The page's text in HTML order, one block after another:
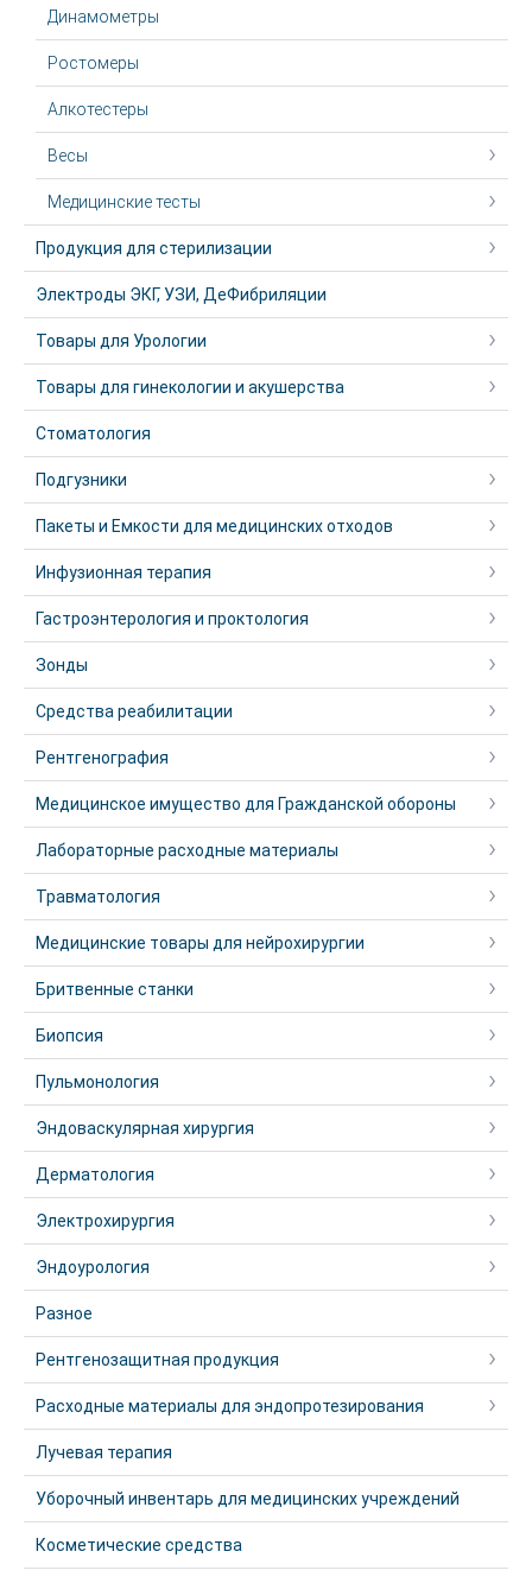
Динамометры
Ростомеры
Алкотестеры
Весы
Медицинские тесты
Продукция для стерилизации
Электроды ЭКГ, УЗИ, ДеФибриляции
Товары для Урологии
Товары для гинекологии и акушерства
Стоматология
Подгузники
Пакеты и Емкости для медицинских отходов
Инфузионная терапия
Гастроэнтерология и проктология
Зонды
Средства реабилитации
Рентгенография
Медицинское имущество для Гражданской обороны
Лабораторные расходные материалы
Травматология
Медицинские товары для нейрохирургии
Бритвенные станки
Биопсия
Пульмонология
Эндоваскулярная хирургия
Дерматология
Электрохирургия
Эндоурология
Разное
Рентгенозащитная продукция
Расходные материалы для эндопротезирования
Лучевая терапия
Уборочный инвентарь для медицинских учреждений
Косметические средства